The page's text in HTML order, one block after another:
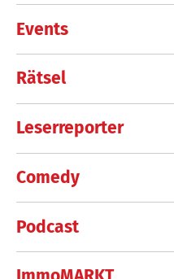
Events
Rätsel
Leserreporter
Comedy
Podcast